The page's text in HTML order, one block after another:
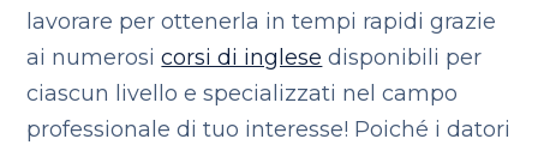
lavorare per ottenerla in tempi rapidi grazie
ai numerosicorsi di inglese disponibili per
ciascun livello e specializzati nel campo
professionale di tuo interesse! Poiché i datori